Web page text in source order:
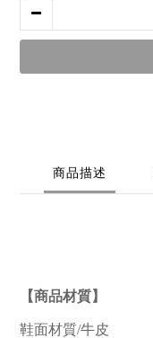
商品描述
【商品材質】
鞋面材質/牛皮